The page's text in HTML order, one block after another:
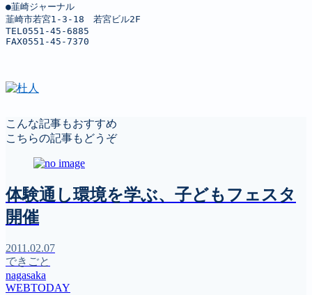
●韮崎ジャーナル
韮崎市若宮1-3-18　若宮ビル2F
TEL0551-45-6885
FAX0551-45-7370
こんな記事もおすすめ
こちらの記事もどうぞ
体験通し環境を学ぶ、子どもフェスタ
開催
2011.02.07
できごと
nagasaka
WEBTODAY